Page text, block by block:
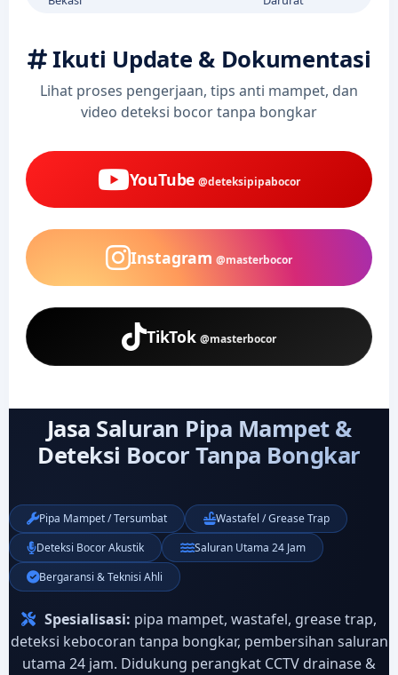
Ikuti Update & Dokumentasi
Lihat proses pengerjaan, tips anti mampet, dan
video deteksi bocor tanpa bongkar
YouTube @deteksipipabocor
Instagram @masterbocor
TikTok @masterbocor
Jasa Saluran Pipa Mampet &
Deteksi Bocor Tanpa Bongkar
Pipa Mampet / Tersumbat
Wastafel / Grease Trap
Deteksi Bocor Akustik
Saluran Utama 24 Jam
Bergaransi & Teknisi Ahli
Spesialisasi: pipa mampet, wastafel, grease trap,
deteksi kebocoran tanpa bongkar, pembersihan saluran
utama 24 jam. Didukung perangkat CCTV drainase &